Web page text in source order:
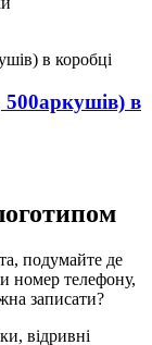
в
подумайте де
номер телефону,
записати?
відривні